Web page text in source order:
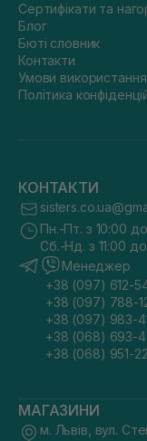
Сертифікати та
Блог
Бюті словник
Контакти
Умови
Політика
КОНТАКТИ
Пн.-Пт. з 10:00
Сб.-Нд. з 11:00
Менеджер
+38 (097) 612-
+38 (097) 788-
+38 (097) 983-
+38 (068) 693-
+38 (068) 951-
МАГАЗИНИ
м. Львів, вул.